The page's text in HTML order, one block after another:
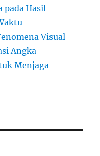
pada Hasil
Visual
Angka
Menjaga